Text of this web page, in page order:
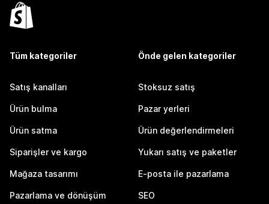
Tüm kategoriler
Satış kanalları
Ürün bulma
Ürün satma
Siparişler ve kargo
Mağaza tasarımı
Pazarlama ve dönüşüm
Önde gelen kategoriler
Stoksuz satış
Pazar yerleri
Ürün değerlendirmeleri
Yukarı satış ve paketler
E-posta ile pazarlama
SEO